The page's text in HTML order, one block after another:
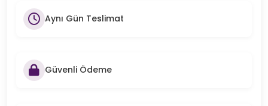
Aynı Gün Teslimat
Güvenli Ödeme